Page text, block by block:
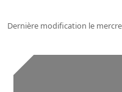
Dernière modification le